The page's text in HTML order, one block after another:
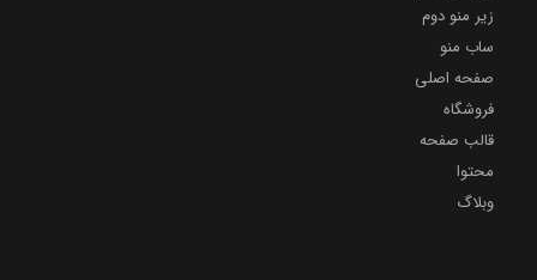
زیر منو دوم
ساب منو
صفحه اصلی
فروشگاه
قالب صفحه
محتوا
وبلاگ